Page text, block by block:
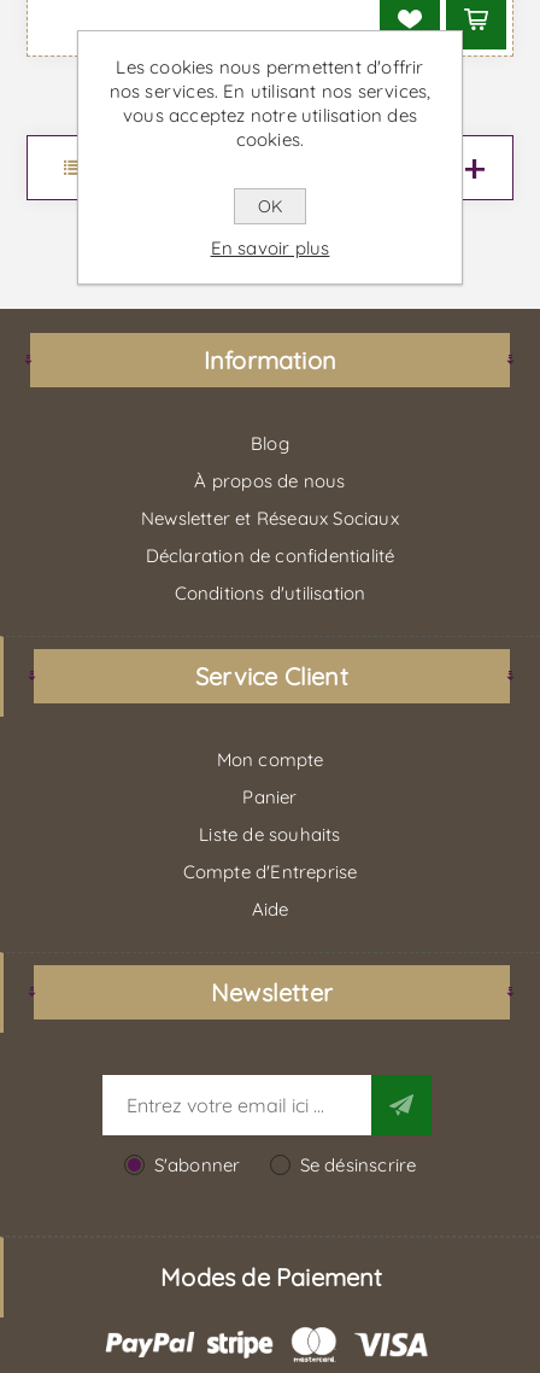
Information
Blog
À propos de nous
Newsletter et Réseaux Sociaux
Déclaration de confidentialité
Conditions d'utilisation
Service Client
Mon compte
Panier
Liste de souhaits
Compte d'Entreprise
Aide
Newsletter
S'abonner Se désinscrire
Modes de Paiement
Les cookies nous permettent d'offrir
nos services. En utilisant nos services,
vous acceptez notre utilisation des
cookies.
OK
En savoir plus